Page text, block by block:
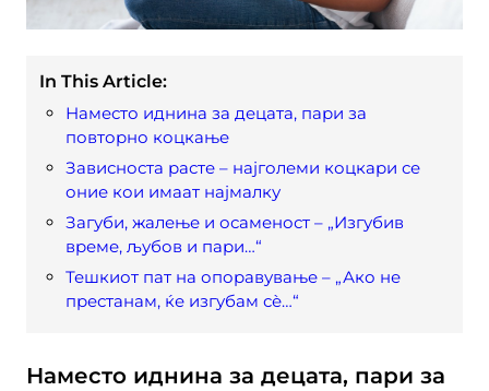
In This Article:
Наместо иднина за децата, пари за
повторно коцкање
Зависноста расте – најголеми коцкари се
оние кои имаат најмалку
Загуби, жалење и осаменост – „Изгубив
време, љубов и пари…“
Тешкиот пат на опоравување – „Ако не
престанам, ќе изгубам сѐ…“
Наместо иднина за децата, пари за